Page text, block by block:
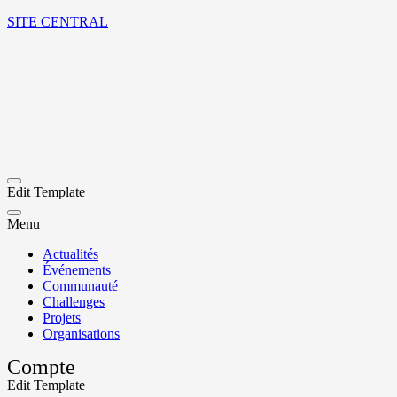
SITE CENTRAL
Edit Template
Menu
Actualités
Événements
Communauté
Challenges
Projets
Organisations
Compte
Edit Template